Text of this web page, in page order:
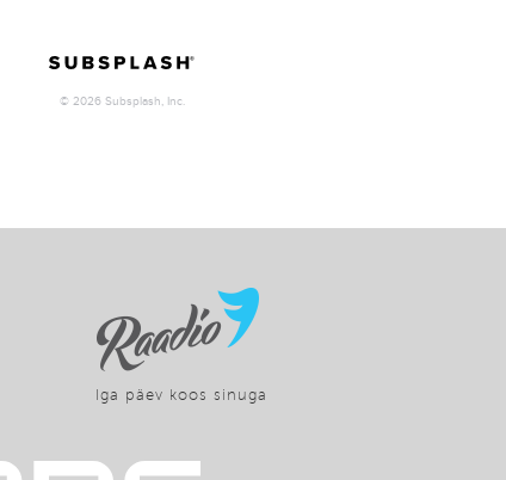
Iga päev koos sinuga